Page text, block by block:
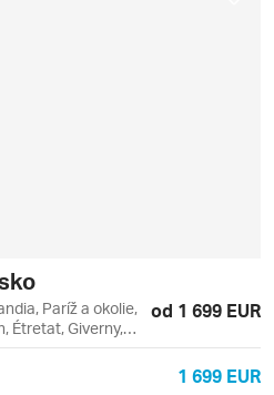
Paríž a okolie,
Étretat, Giverny,
Paríž,
od 1 699 EUR
1 699 EUR